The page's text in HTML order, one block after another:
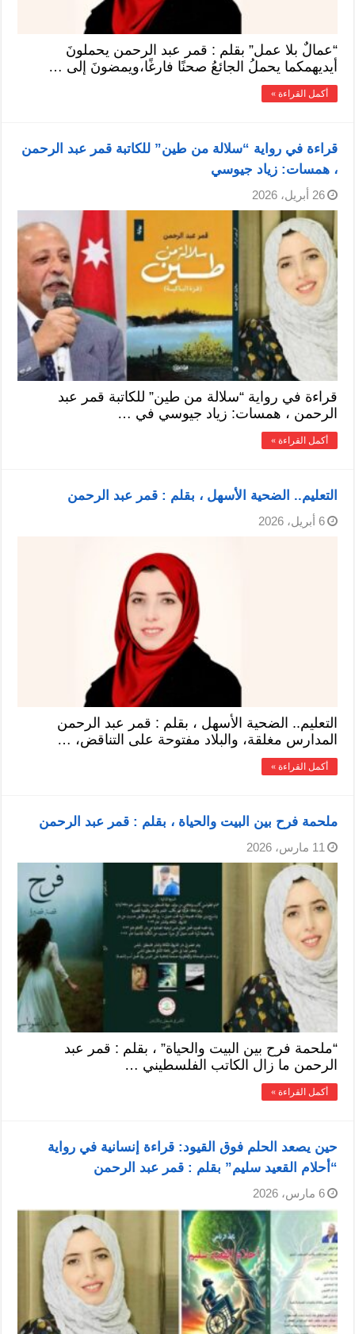
“عمالٌ بلا عمل” بقلم : قمر عبد الرحمن يحملونَ
أيديهمكما يحملُ الجائعُ صحنًا فارغًا،ويمضونَ إلى …
أكمل القراءة »
قراءة في رواية “سلالة من طين” للكاتبة قمر عبد الرحمن
، همسات: زياد جيوسي
26 أبريل، 2026
قراءة في رواية “سلالة من طين” للكاتبة قمر عبد
الرحمن ، همسات: زياد جيوسي في …
أكمل القراءة »
التعليم.. الضحية الأسهل ، بقلم : قمر عبد الرحمن
6 أبريل، 2026
التعليم.. الضحية الأسهل ، بقلم : قمر عبد الرحمن
المدارس مغلقة، والبلاد مفتوحة على التناقض، …
أكمل القراءة »
ملحمة فرح بين البيت والحياة ، بقلم : قمر عبد الرحمن
11 مارس، 2026
“ملحمة فرح بين البيت والحياة” ، بقلم : قمر عبد
الرحمن ما زال الكاتب الفلسطيني …
أكمل القراءة »
حين يصعد الحلم فوق القيود: قراءة إنسانية في رواية
“أحلام القعيد سليم” بقلم : قمر عبد الرحمن
6 مارس، 2026